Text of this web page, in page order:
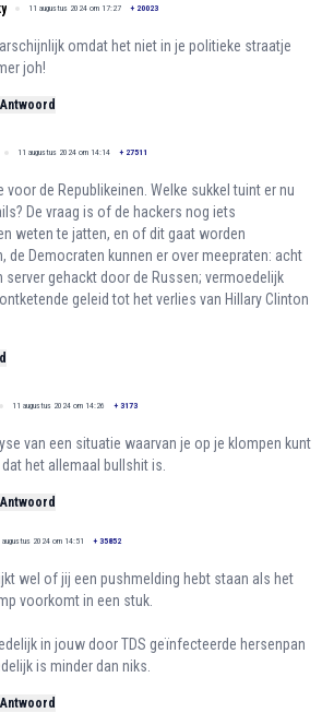
11 augustus 2024 om 17:27 + 20023
omdat het niet in je politieke straatje
joh!
Antwoord
11 augustus 2024 om 14:14 + 27511
voor de Republikeinen. Welke sukkel tuint er nu
De vraag is of de hackers nog iets
weten te jatten, en of dit gaat worden
de Democraten kunnen er over meepraten: acht
server gehackt door de Russen; vermoedelijk
geleid tot het verlies van Hillary Clinton
11 augustus 2024 om 14:26 + 3173
van een situatie waarvan je op je klompen kunt
het allemaal bullshit is.
Antwoord
augustus 2024 om 14:51 + 35852
wel of jij een pushmelding hebt staan als het
voorkomt in een stuk.
in jouw door TDS geïnfecteerde hersenpan
is minder dan niks.
Antwoord